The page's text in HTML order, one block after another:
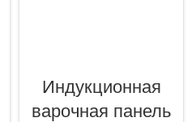
Индукционная
варочная панель